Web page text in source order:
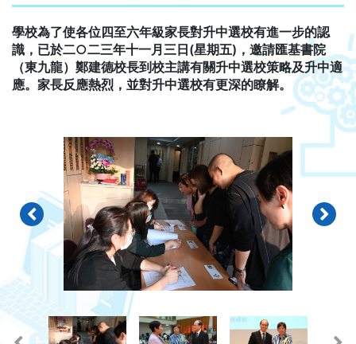
學校為了使各位四至六年級家長對升中選校有進一步的認
識，已於二○二三年十一月三日(星期五)，邀請匯基書院
（東九龍）鄭建德校長到校主講有關升中選校策略及升中適
應。家長反應熱烈，並對升中選校有更深的瞭解。